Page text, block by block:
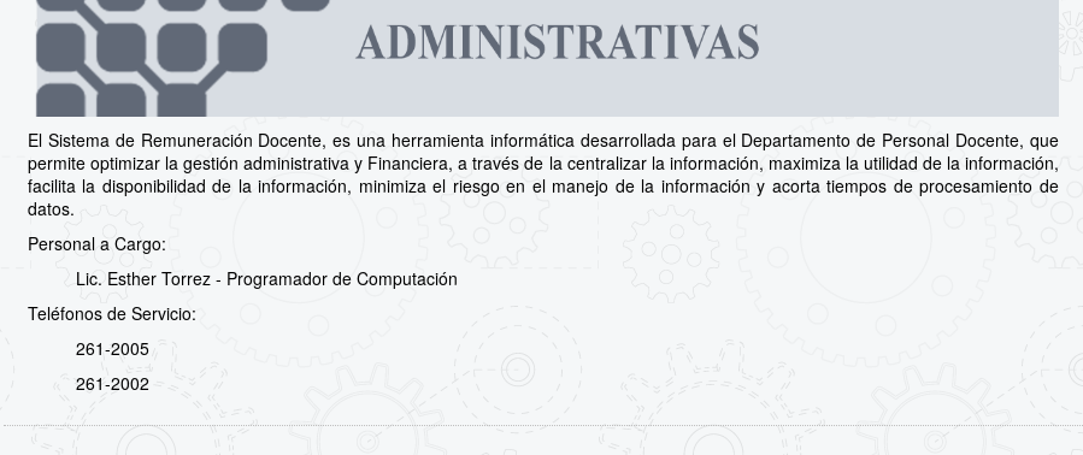
El Sistema de Remuneración Docente, es una herramienta informática desarrollada para el Departamento de Personal Docente, que
permite optimizar la gestión administrativa y Financiera, a través de la centralizar la información, maximiza la utilidad de la información,
facilita la disponibilidad de la información, minimiza el riesgo en el manejo de la información y acorta tiempos de procesamiento de
datos.
Personal a Cargo:
Lic. Esther Torrez - Programador de Computación
Teléfonos de Servicio:
261-2005
261-2002